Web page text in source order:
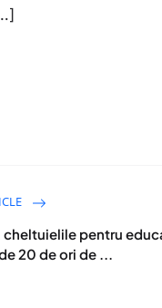
cheltuielile pentru
20 de ori de ...